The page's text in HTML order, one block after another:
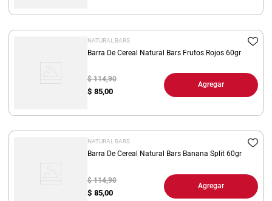
NATURAL BARS
Barra De Cereal Natural Bars Frutos Rojos 60gr
$ 85,00
$ 114,90
Agregar
NATURAL BARS
Barra De Cereal Natural Bars Banana Split 60gr
$ 85,00
$ 114,90
Agregar